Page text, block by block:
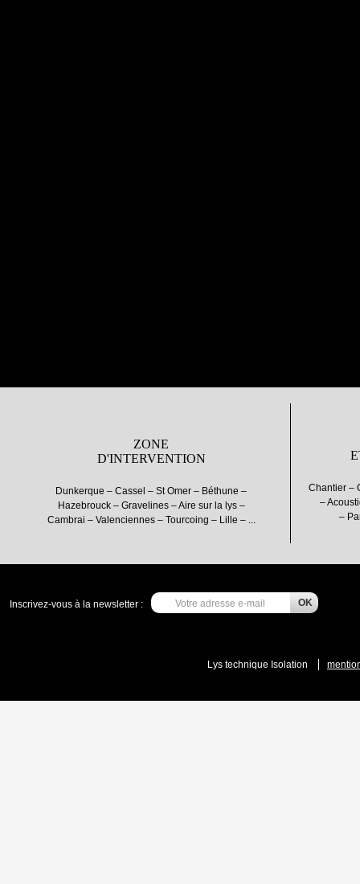
ZONE
D'INTERVENTION
Dunkerque – Cassel – St Omer – Béthune –
Hazebrouck – Gravelines – Aire sur la lys –
Cambrai – Valenciennes – Tourcoing – Lille – ...
Chantier –
–
–
Inscrivez-vous à la newsletter :
Lys technique Isolation